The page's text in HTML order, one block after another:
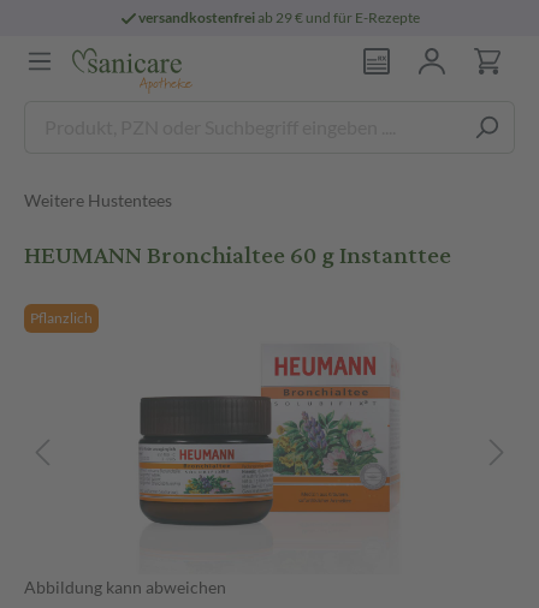
versandkostenfreiab 29 € und für E-Rezepte
Weitere Hustentees
HEUMANN Bronchialtee 60 g Instanttee
Pflanzlich
Abbildung kann abweichen